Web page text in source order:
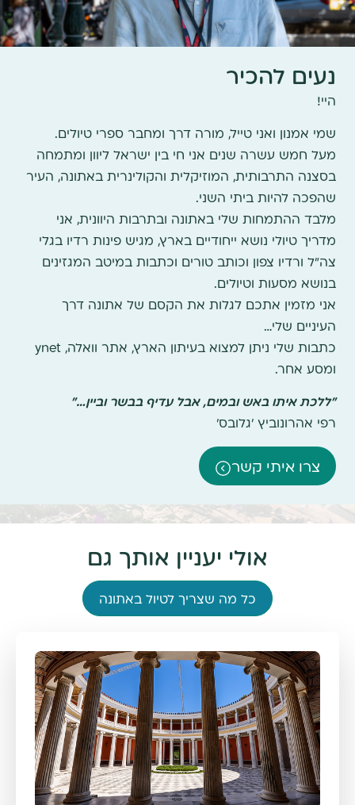
נעים להכיר
היי!
שמי אמנון ואני טייל, מורה דרך ומחבר ספרי טיולים.
מעל חמש עשרה שנים אני חי בין ישראל ליוון ומתמחה
בסצנה התרבותית, המוזיקלית והקולינרית באתונה, העיר
שהפכה להיות ביתי השני.
מלבד ההתמחות שלי באתונה ובתרבות היוונית, אני
מדריך טיולי נושא ייחודיים בארץ, מגיש פינות רדיו בגלי
צה"ל ורדיו צפון וכותב טורים וכתבות במיטב המגזינים
בנושא מסעות וטיולים.
אני מזמין אתכם לגלות את הקסם של אתונה דרך
העיניים שלי…
כתבות שלי ניתן למצוא בעיתון הארץ, אתר וואלה, ynet
ומסע אחר.
"ללכת איתו באש ובמים, אבל עדיף בבשר וביין…"
רפי אהרונוביץ 'גלובס'
צרו איתי קשר
אולי יעניין אותך גם
כל מה שצריך לטיול באתונה